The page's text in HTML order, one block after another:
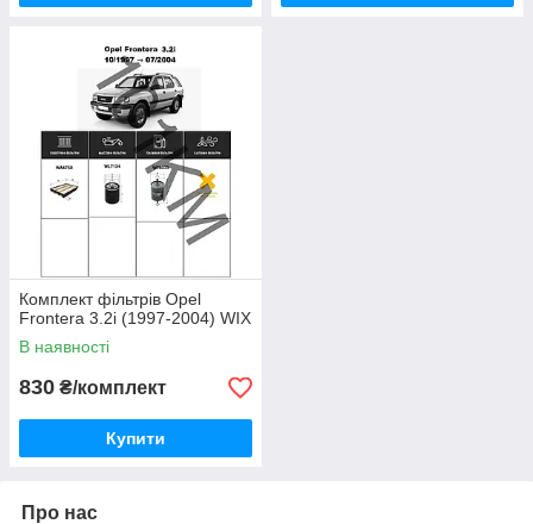
Комплект фільтрів Opel
Frontera 3.2i (1997-2004) WIX
В наявності
830 ₴/комплект
Купити
Про нас